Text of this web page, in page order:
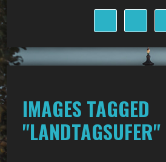
IMAGES TAGGED
"LANDTAGSUFER"